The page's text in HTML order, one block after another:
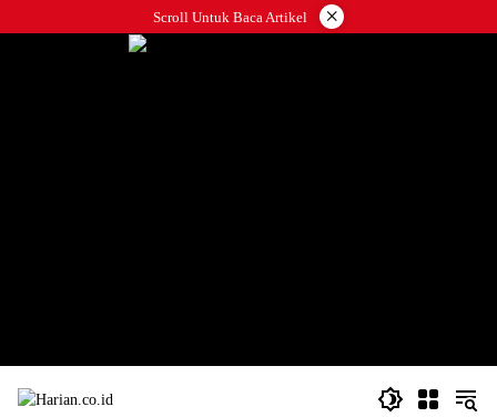
ke
Scroll Untuk Baca Artikel ×